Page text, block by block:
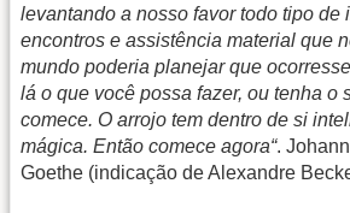
levantando a nosso favor todo tipo de
encontros e assistência material que
mundo poderia planejar que
lá o que você possa fazer, ou tenha o
comece. O arrojo tem dentro de si
mágica. Então comece agora“.
Goethe (indicação de Alexandre